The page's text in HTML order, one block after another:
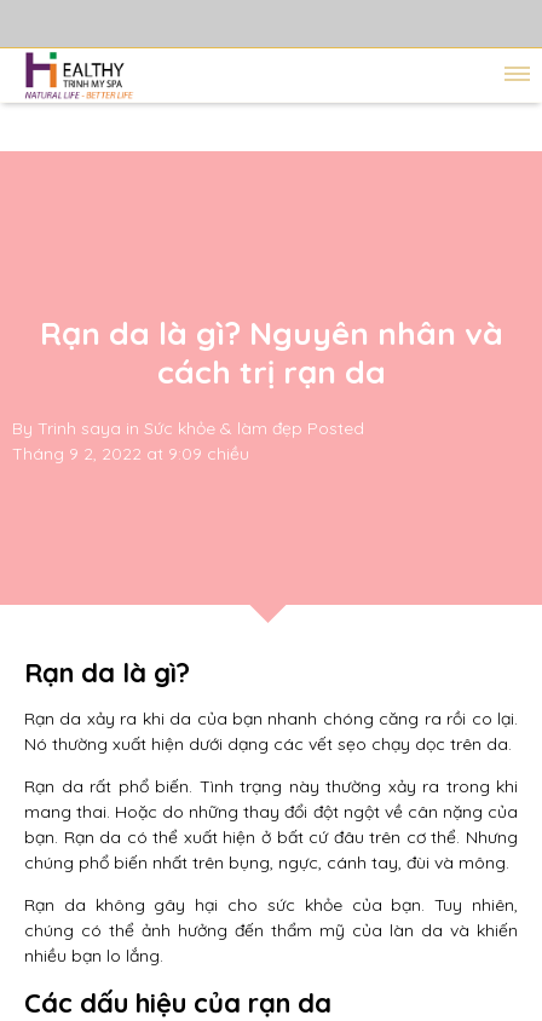
Rạn da là gì? Nguyên nhân và
cách trị rạn da
By Trinh saya in Sức khỏe & làm đẹp Posted
Tháng 9 2, 2022 at 9:09 chiều
Rạn da là gì?
Rạn da xảy ra khi da của bạn nhanh chóng căng ra rồi co lại.
Nó thường xuất hiện dưới dạng các vết sẹo chạy dọc trên da.
Rạn da rất phổ biến. Tình trạng này thường xảy ra trong khi
mang thai. Hoặc do những thay đổi đột ngột về cân nặng của
bạn. Rạn da có thể xuất hiện ở bất cứ đâu trên cơ thể. Nhưng
chúng phổ biến nhất trên bụng, ngực, cánh tay, đùi và mông.
Rạn da không gây hại cho sức khỏe của bạn. Tuy nhiên,
chúng có thể ảnh hưởng đến thẩm mỹ của làn da và khiến
nhiều bạn lo lắng.
Các dấu hiệu của rạn da